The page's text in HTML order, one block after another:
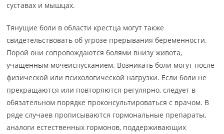
суставах и мышцах.
Тянущие боли в области крестца могут также
свидетельствовать об угрозе прерывания беременности.
Порой они сопровождаются болями внизу живота,
учащенным мочеиспусканием. Возникать боли могут после
физической или психологической нагрузки. Если боли не
прекращаются или повторяются регулярно, следует в
обязательном порядке проконсультироваться с врачом. В
ряде случаев прописываются гормональные препараты,
аналоги естественных гормонов, поддерживающих